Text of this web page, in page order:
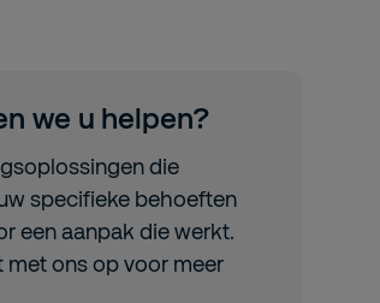
we u helpen?
die
specifieke behoeften
een aanpak die werkt.
met ons op voor meer